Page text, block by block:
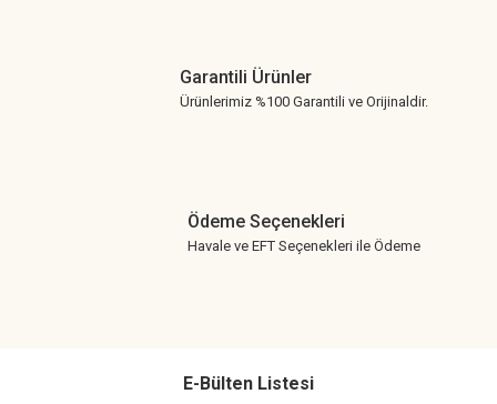
Garantili Ürünler
Ürünlerimiz %100 Garantili ve Orijinaldir.
Ödeme Seçenekleri
Havale ve EFT Seçenekleri ile Ödeme
E-Bülten Listesi